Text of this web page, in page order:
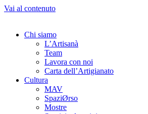
Vai al contenuto
Chi siamo
L’Artisanà
Team
Lavora con noi
Carta dell’Artigianato
Cultura
MAV
SpaziØrso
Mostre